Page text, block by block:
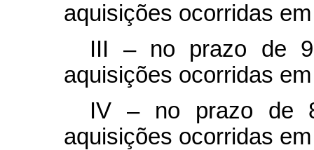
aquisições ocorridas
III – no prazo de
aquisições ocorridas
IV – no prazo de
aquisições ocorridas